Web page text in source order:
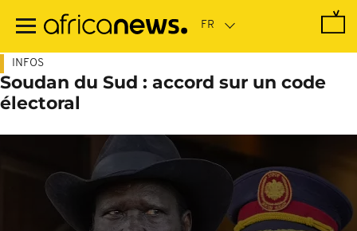
contenu
INFOS
Soudan du Sud : accord sur un code
électoral